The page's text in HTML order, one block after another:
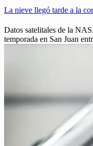
La nieve llegó tarde a la
Datos satelitales de la
temporada en San Juan